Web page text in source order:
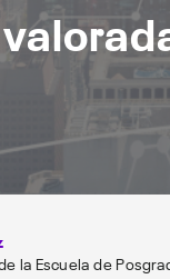
la Escuela de